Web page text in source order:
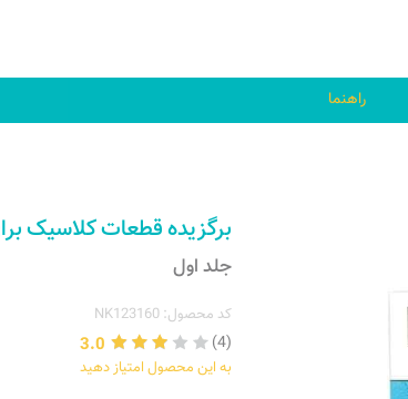
راهنما
برگزیده قطعات کلاسیک
جلد اول
کد محصول: NK123160
(4)
3.0
به این محصول امتیاز دهید